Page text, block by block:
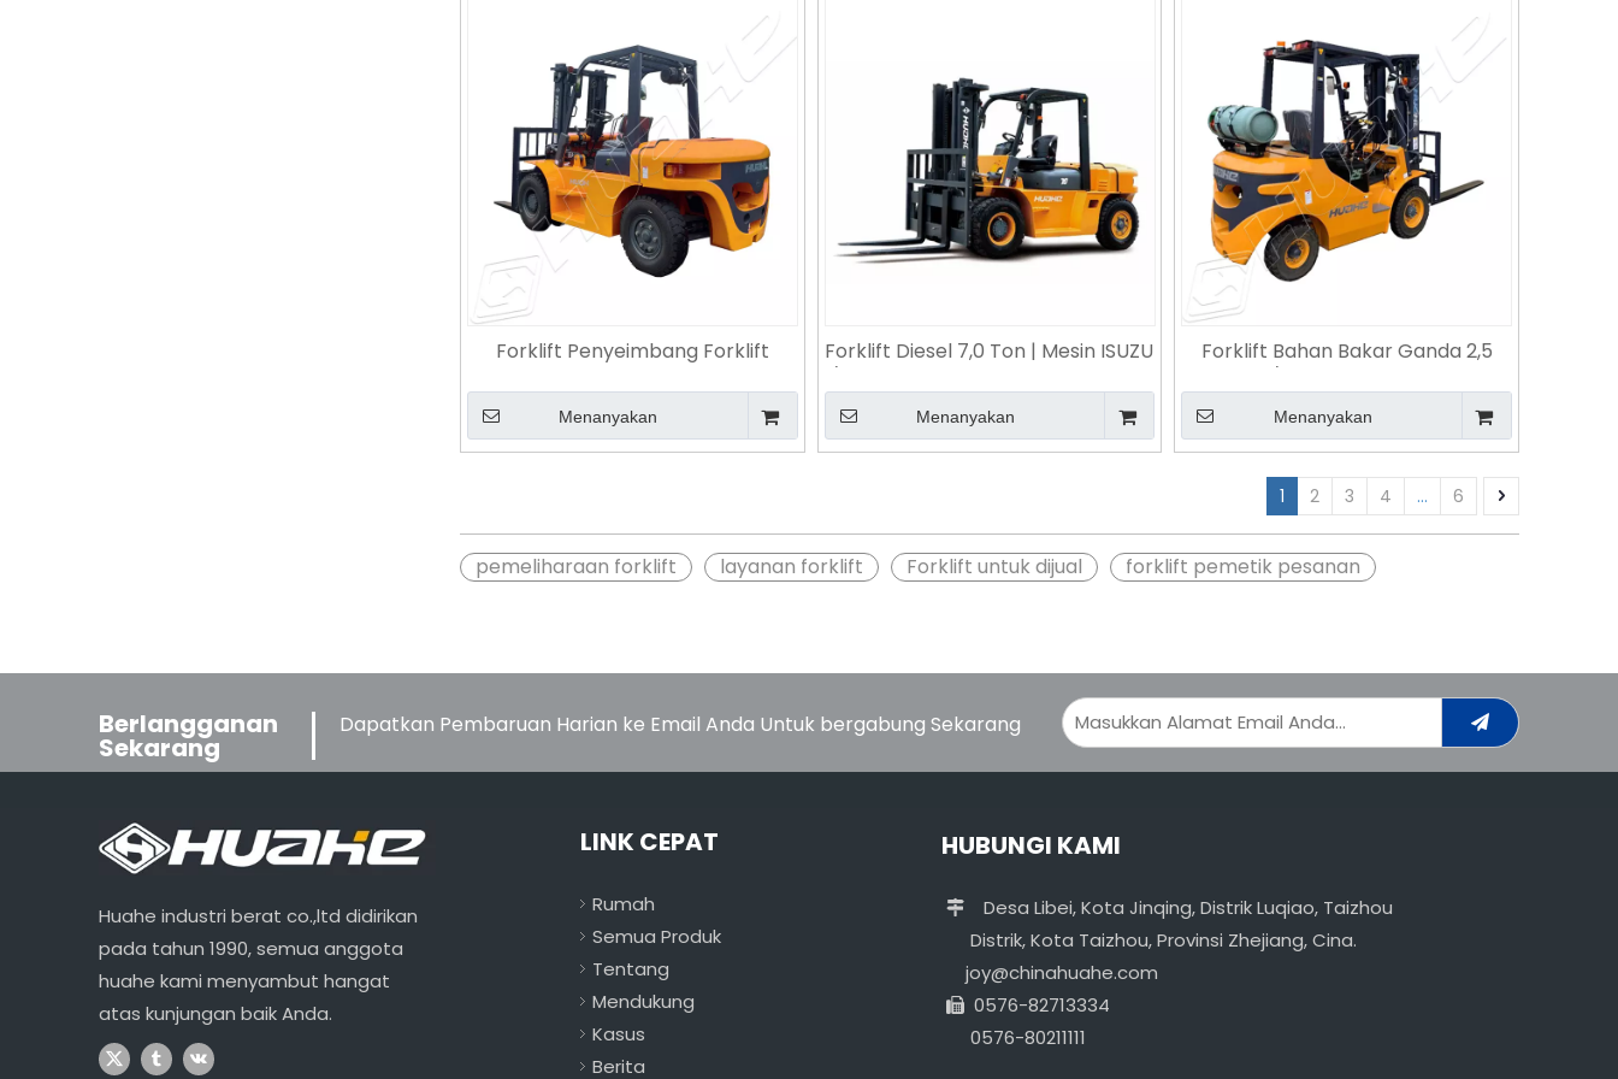
Forklift Penyeimbang Forklift
Solusi Penanganan Material Tugas
Berat
Menanyakan
Forklift Diesel 7,0 Ton | Mesin ISUZU
7000kg untuk Pelabuhan, Baja &
Gudang
Menanyakan
Forklift Bahan Bakar Ganda 2,5
20% Kemampuan Tanjakan Forklift
Pembakaran Internal Ban
Pneumatik
Menanyakan
1 2 3 4 ... 6
pemeliharaan forklift layanan forklift Forklift untuk dijual forklift pemetik pesanan
Berlangganan
Sekarang
Dapatkan Pembaruan Harian ke Email Anda Untuk bergabung Sekarang
Huahe industri berat co.,ltd didirikan
pada tahun 1990, semua anggota
huahe kami menyambut hangat
atas kunjungan baik Anda.
LINK CEPAT
Rumah
Semua Produk
Tentang
Mendukung
Kasus
Berita
HUBUNGI KAMI
 Desa Libei, Kota Jinqing, Distrik Luqiao, Taizhou
Distrik, Kota Taizhou, Provinsi Zhejiang, Cina.
joy@chinahuahe.com
 0576-82713334
0576-80211111